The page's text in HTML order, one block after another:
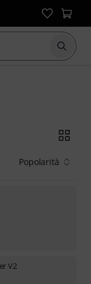
Popolarità
V2